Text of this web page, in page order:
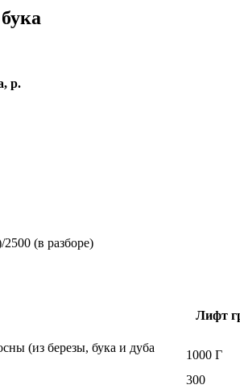
р.
2500 (в разборе)
Лифт
(из березы, бука и дуба
1000 Г
300